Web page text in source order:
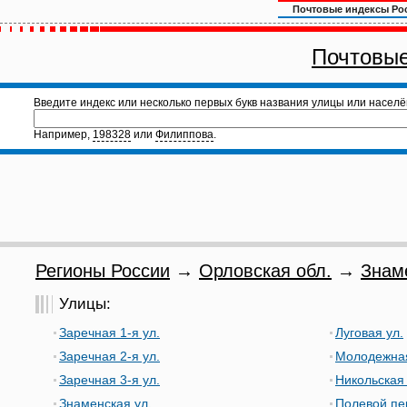
Почтовые индексы
Введите индекс или несколько первых букв названия улицы или
Например, 198328 или Филиппова.
Регионы России → Орловская обл. →
Улицы:
Заречная 1-я ул.
Заречная 2-я ул.
Заречная 3-я ул.
Знаменская ул.
Луговая ул.
Полевой